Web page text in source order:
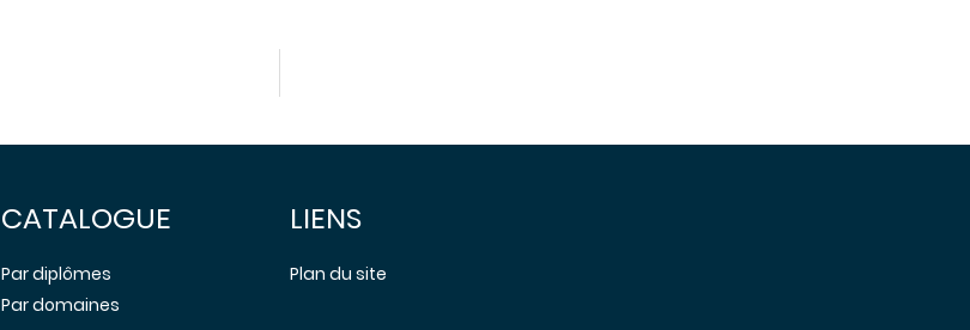
CATALOGUE
Par diplômes
Par domaines
LIENS
Plan du site